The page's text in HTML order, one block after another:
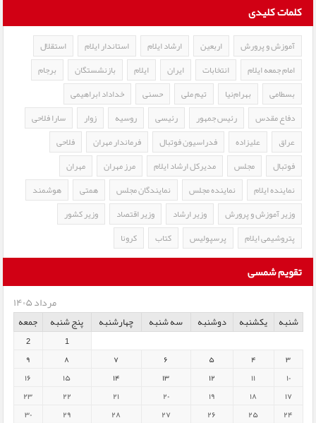
کلمات کلیدی
آموزش و پرورش اربعین ارشاد ایلام استاندار ایلام
استقلال
امام جمعه ایلام
انتخابات ایران ایلام بازنشستگان
برجام
بسطامی
بهرام‌نیا تیم ملی حسنی
خداداد ابراهیمی
دفاع مقدس
رئیس جمهور رئیسی روسیه زوار
سارا فلاحی
عراق
علیزاده فدراسیون فوتبال فرماندار مهران
فلاحی
فوتبال
مجلس مدیرکل ارشاد ایلام مرز مهران
مهران
نماینده ایلام
نماینده مجلس نمایندگان مجلس همتی
هوشمند
وزیر آموزش و پرورش
وزیر ارشاد وزیر اقتصاد
وزیر کشور
پتروشیمی ایلام
پرسپولیس کتاب کرونا
تقویم شمسی
مرداد ۱۴۰۵
شنبه یکشنبه دوشنبه سه شنبه چهارشنبه پنج شنبه جمعه
1
2
۳
۴ ۵ ۶ ۷ ۸
۹
۱۰
۱۱ ۱۲ ۱۳ ۱۴ ۱۵
۱۶
۱۷
۱۸ ۱۹ ۲۰ ۲۱ ۲۲
۲۳
۲۴
۲۵ ۲۶ ۲۷ ۲۸ ۲۹
۳۰